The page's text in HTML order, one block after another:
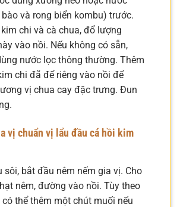
và rong biển kombu) trước.
chi và cà chua, đổ lượng
vào nồi. Nếu không có sẵn,
nước lọc thông thường. Thêm
chi đã để riêng vào nồi để
vị chua cay đặc trưng. Đun
vị chuẩn vị lẩu đầu cá hồi kim
sôi, bắt đầu nêm nếm gia vị. Cho
nêm, đường vào nồi. Tùy theo
có thể thêm một chút muối nếu